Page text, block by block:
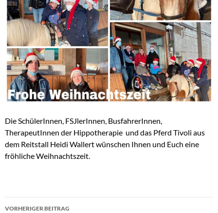
Die SchülerInnen, FSJlerInnen, BusfahrerInnen,
TherapeutInnen der Hippotherapie und das Pferd Tivoli aus
dem Reitstall Heidi Wallert wünschen Ihnen und Euch eine
fröhliche Weihnachtszeit.
Beitragsnavigation
VORHERIGER BEITRAG